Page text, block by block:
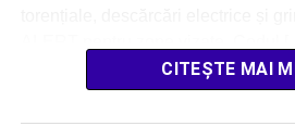
CITEȘTE MAI